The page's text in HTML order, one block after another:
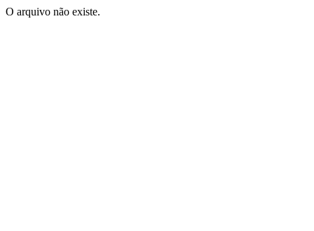
O arquivo não existe.